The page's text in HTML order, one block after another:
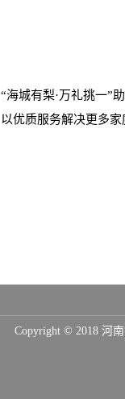
“海城有梨·万礼挑一”
以优质服务解决更多
Copyright © 2018 河